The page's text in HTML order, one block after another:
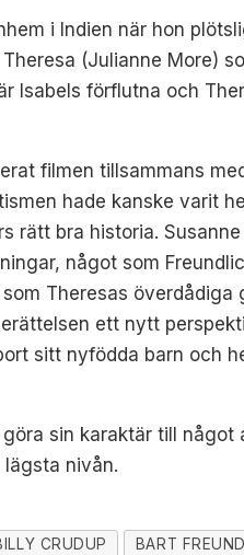
i Indien när hon
(Julianne More)
Isabels förflutna och
filmen tillsammans
hade kanske varit
rätt bra historia.
något som
Theresas överdådiga
ett nytt
sitt nyfödda barn och
sin karaktär till något
nivån.
CRUDUP
BART